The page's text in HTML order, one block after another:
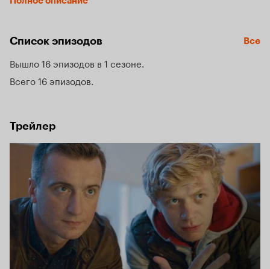
И если они не успеют, может случиться
подозреваемый уйдет от правосудия, успеет уничтожить
Список эпизодов Все
Вышло 16 эпизодов в 1 сезоне
Всего 16 эпизодов
Трейлер